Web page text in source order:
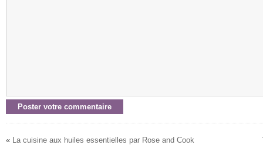
« La cuisine aux huiles essentielles par Rose and Cook